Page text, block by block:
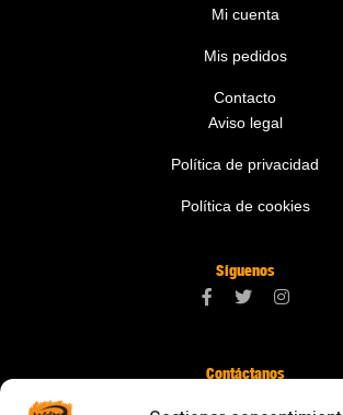
Mi cuenta
Mis pedidos
Contacto
Aviso legal
Política de privacidad
Política de cookies
Síguenos
Contáctanos